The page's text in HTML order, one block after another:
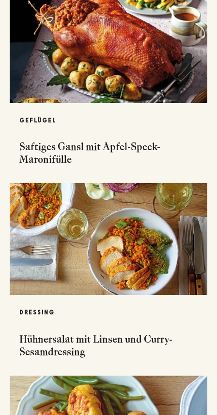
GEFLÜGEL
Saftiges Gansl mit Apfel-Speck-
Maronifülle
DRESSING
Hühnersalat mit Linsen und Curry-
Sesamdressing